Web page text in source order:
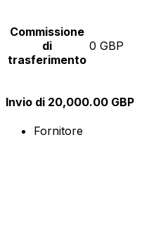
Commissione
di
trasferimento
0 GBP
Invio di 20,000.00 GBP
Fornitore